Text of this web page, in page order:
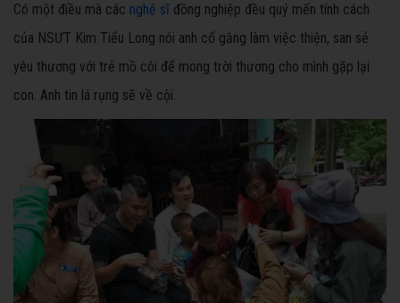
Có một điều mà các nghệ sĩ đồng nghiệp đều quý mến tính cách
của NSƯT Kim Tiểu Long nói anh cố gắng làm việc thiện, san sẻ
yêu thương với trẻ mồ côi để mong trời thương cho mình gặp lại
con. Anh tin lá rụng sẽ về cội.